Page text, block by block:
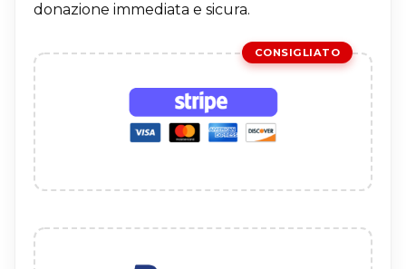
donazione immediata e sicura.
CONSIGLIATO